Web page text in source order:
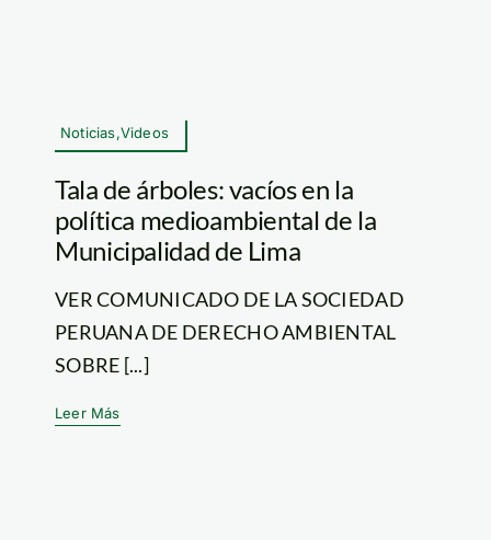
Noticias,Videos
Tala de árboles: vacíos en la
política medioambiental de la
Municipalidad de Lima
VER COMUNICADO DE LA SOCIEDAD
PERUANA DE DERECHO AMBIENTAL
SOBRE [...]
Leer Más